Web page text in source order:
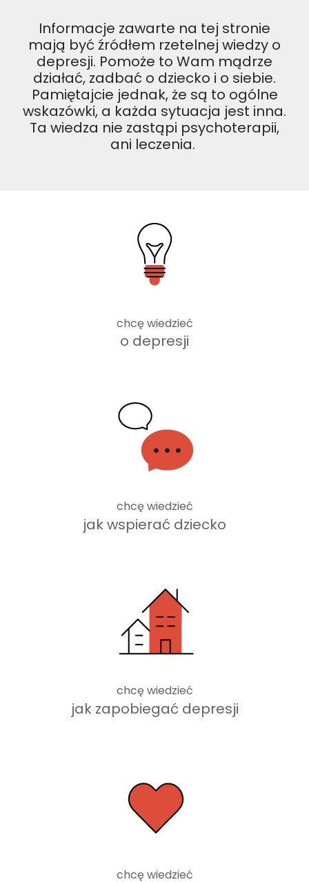
Informacje zawarte na tej stronie
mają być źródłem rzetelnej wiedzy o
depresji. Pomoże to Wam mądrze
działać, zadbać o dziecko i o siebie.
Pamiętajcie jednak, że są to ogólne
wskazówki, a każda sytuacja jest inna.
Ta wiedza nie zastąpi psychoterapii,
ani leczenia.
o depresji
chcę wiedzieć
jak wspierać dziecko
chcę wiedzieć
jak zapobiegać depresji
chcę wiedzieć
chcę wiedzieć